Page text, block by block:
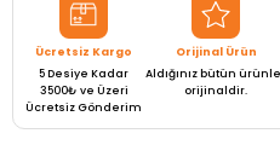
Ücretsiz Kargo
5 Desiye Kadar
3500₺ ve Üzeri
Ücretsiz Gönderim
Orijinal Ürün
Aldığınız bütün
orijinaldir.